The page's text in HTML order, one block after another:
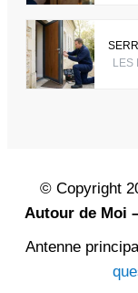
LES
© Copyright
Autour de Moi
Antenne